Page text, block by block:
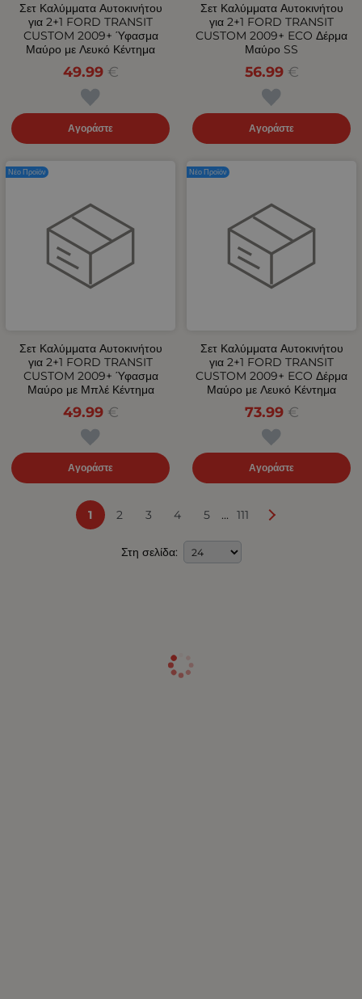
Σετ Καλύμματα Αυτοκινήτου
για 2+1 FORD TRANSIT
CUSTOM 2009+ Ύφασμα
Μαύρο με Λευκό Κέντημα
49.99 €
Αγοράστε
Σετ Καλύμματα Αυτοκινήτου
για 2+1 FORD TRANSIT
CUSTOM 2009+ ECO Δέρμα
Μαύρο SS
56.99 €
Αγοράστε
Σετ Καλύμματα Αυτοκινήτου
για 2+1 FORD TRANSIT
CUSTOM 2009+ Ύφασμα
Μαύρο με Μπλέ Κέντημα
49.99 €
Αγοράστε
Νέο Προϊόν
Σετ Καλύμματα Αυτοκινήτου
για 2+1 FORD TRANSIT
CUSTOM 2009+ ECO Δέρμα
Μαύρο με Λευκό Κέντημα
73.99 €
Αγοράστε
Νέο Προϊόν
1 2 3 4 5 ... 111
Στη σελίδα: